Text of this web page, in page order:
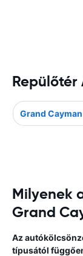
Repülőtér
Grand
Milyenek
Grand
Az
típusától